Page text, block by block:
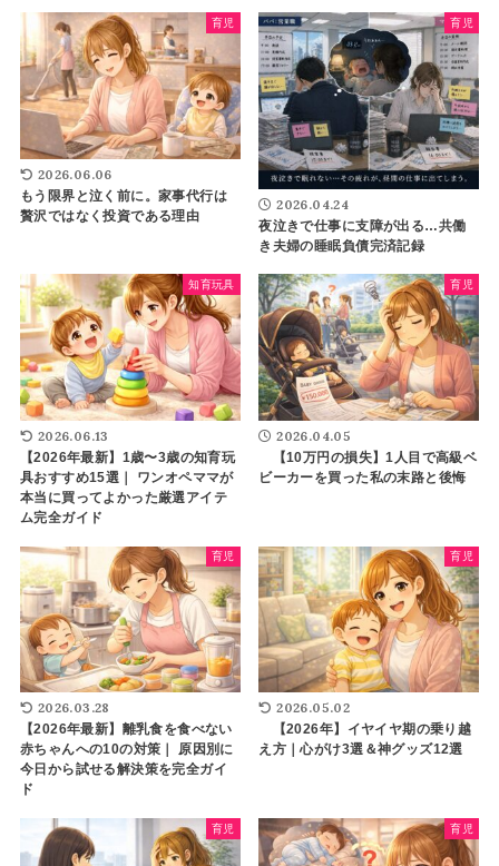
育児
2026.06.06
もう限界と泣く前に。家事代行は
贅沢ではなく投資である理由
育児
2026.04.24
夜泣きで仕事に支障が出る…共働
き夫婦の睡眠負債完済記録
知育玩具
2026.06.13
【2026年最新】1歳〜3歳の知育玩
具おすすめ15選｜ ワンオペママが
本当に買ってよかった厳選アイテ
ム完全ガイド
育児
2026.04.05
【10万円の損失】1人目で高級ベ
ビーカーを買った私の末路と後悔
育児
2026.03.28
【2026年最新】離乳食を食べない
赤ちゃんへの10の対策｜ 原因別に
今日から試せる解決策を完全ガイ
ド
育児
2026.05.02
【2026年】イヤイヤ期の乗り越
え方｜心がけ3選＆神グッズ12選
育児 育児